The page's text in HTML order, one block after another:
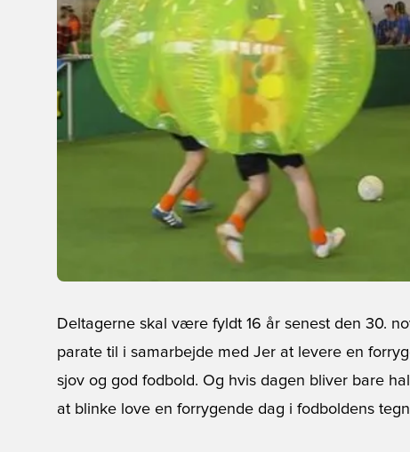
Deltagerne skal være fyldt 16 år senest den 30.
parate til i samarbejde med Jer at levere en
sjov og god fodbold. Og hvis dagen bliver bare
at blinke love en forrygende dag i fodboldens